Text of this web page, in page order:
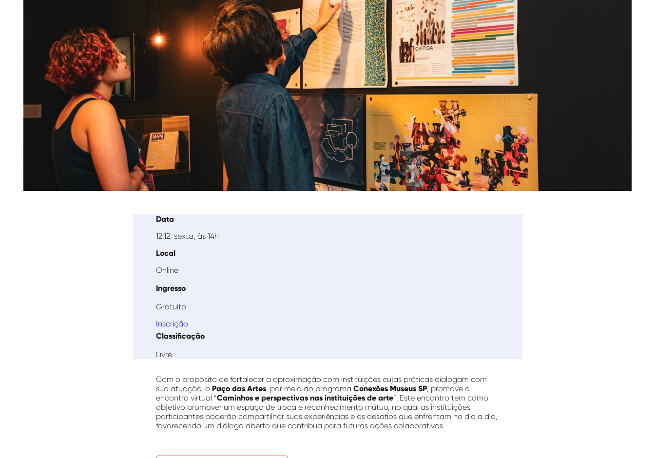
Data
12.12, sexta, às 14h
Local
Online
Ingresso
Gratuito
Inscrição
Classificação
Livre
Com o propósito de fortalecer a aproximação com instituições cujas práticas dialogam com
sua atuação, o Paço das Artes, por meio do programa Conexões Museus SP, promove o
encontro virtual “Caminhos e perspectivas nas instituições de arte”. Este encontro tem como
objetivo promover um espaço de troca e reconhecimento mútuo, no qual as instituições
participantes poderão compartilhar suas experiências e os desafios que enfrentam no dia a dia,
favorecendo um diálogo aberto que contribua para futuras ações colaborativas.